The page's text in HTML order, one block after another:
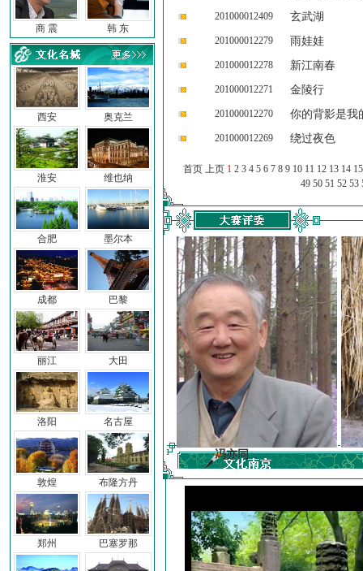
商 震 韩 东
西安
淮安
合肥
成都
丽江
洛阳
敦煌
郑州
奥克兰
维也纳
墨尔本
巴黎
大田
名古屋
布隆方丹
巴塞罗那
201000012409 玄武湖
201000012279 雨娃娃
201000012278 新江南春
201000012271 金陵行
201000012270 你的背影是我
201000012269 绕过夜色
首页 上页 1 2 3 4 5 6 7 8 9 10 11 12 13 14 15
49 50 51 52 53
冯亦同